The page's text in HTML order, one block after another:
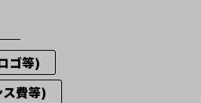
ゴ等)
ス費等)